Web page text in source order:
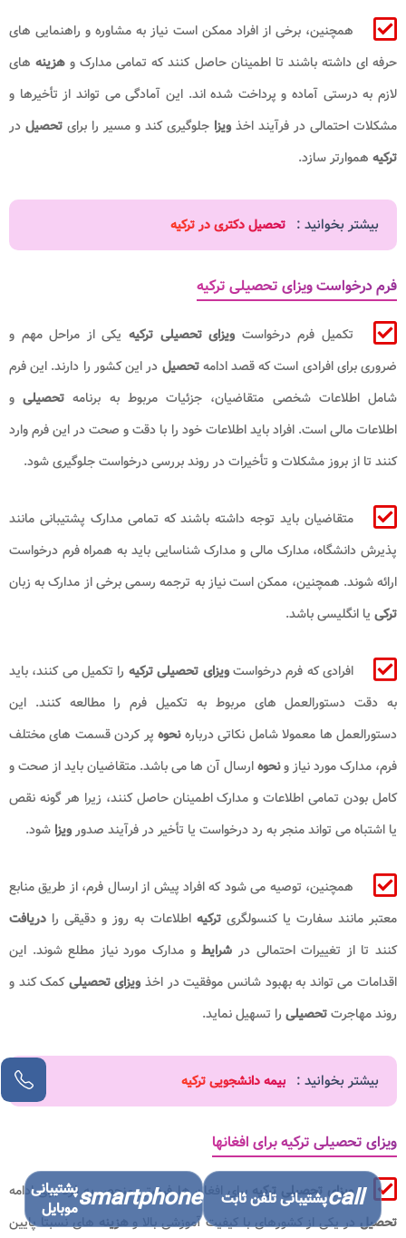
همچنین، برخی از افراد ممکن است نیاز به مشاوره و راهنمایی های
حرفه ای داشته باشند تا اطمینان حاصل کنند که تمامی مدارک و هزینههای
لازم به درستی آماده و پرداخت شده اند. این آمادگی می تواند از تأخیرها و
مشکلات احتمالی در فرآیند اخذ ویزا جلوگیری کند و مسیر را برای تحصیل در
ترکیه هموارتر سازد.
بیشتر بخوانید : تحصیل دکتری در ترکیه
فرم درخواست ویزای تحصیلی ترکیه
تکمیل فرم درخواست ویزای تحصیلی ترکیه یکی از مراحل مهم و
ضروری برای افرادی است که قصد ادامهتحصیل در این کشور را دارند. این فرم
شامل اطلاعات شخصی متقاضیان، جزئیات مربوط به برنامه تحصیلی و
اطلاعات مالی است. افراد باید اطلاعات خود را با دقت و صحت در این فرم وارد
کنند تا از بروز مشکلات و تأخیرات در روند بررسی درخواست جلوگیری شود.
متقاضیان باید توجه داشته باشند که تمامی مدارک پشتیبانی مانند
پذیرش دانشگاه، مدارک مالی و مدارک شناسایی باید به همراه فرم درخواست
ارائه شوند. همچنین، ممکن است نیاز به ترجمه رسمی برخی از مدارک به زبان
ترکی یا انگلیسی باشد.
افرادی که فرم درخواستویزای تحصیلی ترکیه را تکمیل می کنند، باید
به دقت دستورالعمل های مربوط به تکمیل فرم را مطالعه کنند. این
دستورالعمل ها معمولا شامل نکاتی دربارهنحوه پر کردن قسمت های مختلف
فرم، مدارک مورد نیاز ونحوهارسال آن ها می باشد. متقاضیان باید از صحت و
کامل بودن تمامی اطلاعات و مدارک اطمینان حاصل کنند، زیرا هر گونه نقص
یا اشتباه می تواند منجر به رد درخواست یا تأخیر در فرآیند صدورویزا شود.
همچنین، توصیه می شود که افراد پیش از ارسال فرم، از طریق منابع
معتبر مانند سفارت یا کنسولگریترکیهاطلاعات به روز و دقیقی را دریافت
کنند تا از تغییرات احتمالی در شرایطو مدارک مورد نیاز مطلع شوند. این
اقدامات می تواند به بهبود شانس موفقیت در اخذ ویزای تحصیلیکمک کند و
روند مهاجرتتحصیلی را تسهیل نماید.
بیشتر بخوانید : بیمه دانشجویی ترکیه
ویزای تحصیلی ترکیه برای افغانها
ویزای تحصیلی ترکیه
برای افغان ها فرصتی منحصر به فرد برای ادامه
تحصیلدر یکی از کشورهای با کیفیت آموزشی بالا وهزینههای نسبتا پایین
callپشتیبانی تلفن ثابت smartphoneپشتیبانی
موبایل